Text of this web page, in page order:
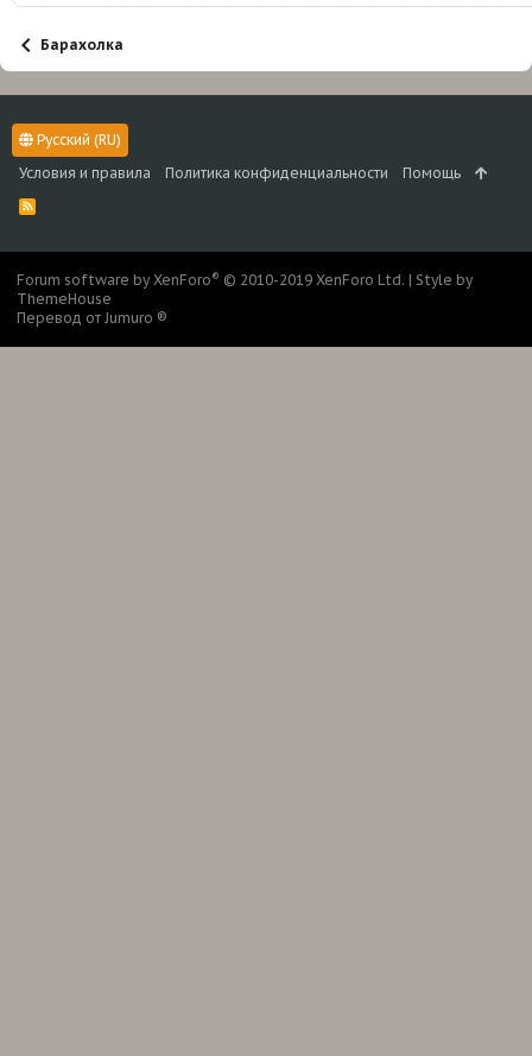
Барахолка
Русский (RU)
Условия и правила
Политика конфиденциальности Помощь
R
Forum software by XenForo® © 2010-2019 XenForo Ltd. | Style by
ThemeHouse
Перевод от Jumuro ®